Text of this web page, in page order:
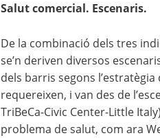
Salut comercial. Escenaris.
De la combinació dels tres
se’n deriven diversos
dels barris segons
requereixen, i van des de
TriBeCa-Civic Center-Little
problema de salut, com ara